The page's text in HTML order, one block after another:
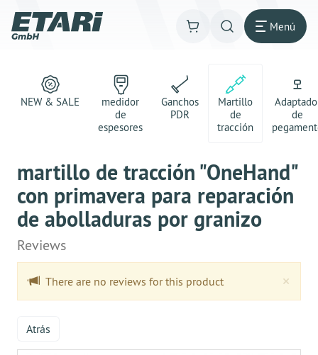
Menú
NEW & SALE
medidor
de
espesores
Ganchos
PDR
Martillo
de
tracción
de
martillo de tracción "OneHand"
con primavera para reparación
de abolladuras por granizo
Reviews
×
There are no reviews for this product
Atrás